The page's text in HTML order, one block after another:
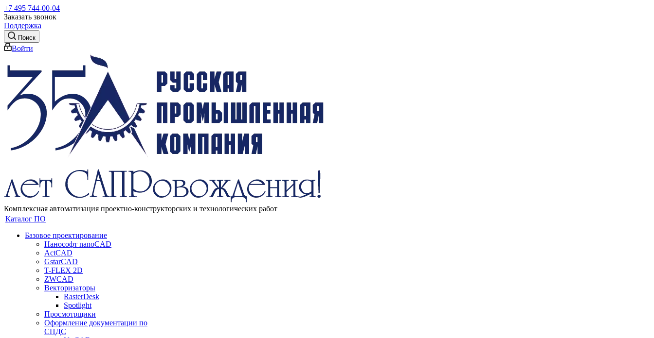
+7 495 744-00-04
Заказать звонок
Поддержка
Поиск
Войти
Комплексная автоматизация проектно-конструкторских и технологических работ
Каталог ПО
Базовое проектирование
Нанософт nanoCAD
ActCAD
GstarCAD
T-FLEX 2D
ZWCAD
Векторизаторы
RasterDesk
Spotlight
Просмотрщики
Оформление документации по
СПДС